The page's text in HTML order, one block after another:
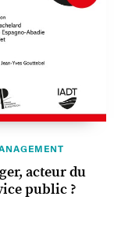
acteur du
public ?